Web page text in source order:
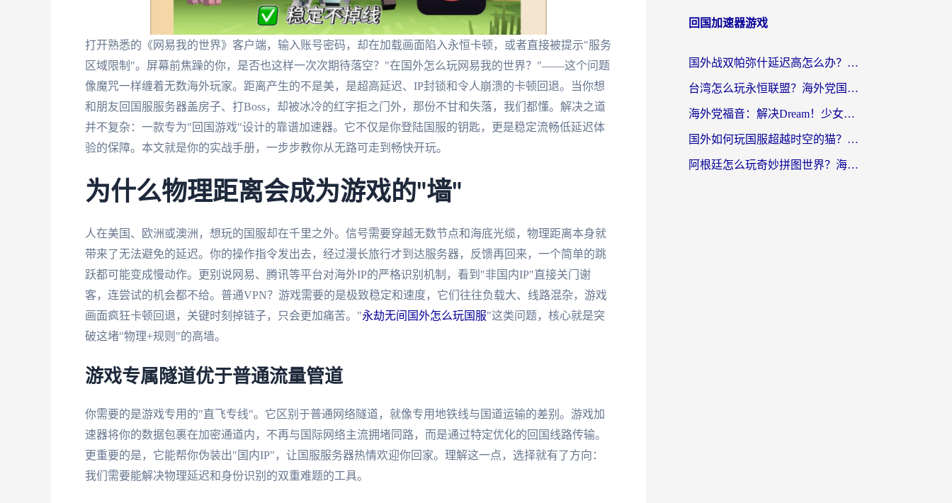
打开熟悉的《网易我的世界》客户端，输入账号密码，却在加载画面陷入永恒卡顿，或者直接被提示"服务
区域限制"。屏幕前焦躁的你，是否也这样一次次期待落空？"在国外怎么玩网易我的世界？"——这个问题
像魔咒一样缠着无数海外玩家。距离产生的不是美，是超高延迟、IP封锁和令人崩溃的卡顿回退。当你想
和朋友回国服服务器盖房子、打Boss，却被冰冷的红字拒之门外，那份不甘和失落，我们都懂。解决之道
并不复杂：一款专为"回国游戏"设计的靠谱加速器。它不仅是你登陆国服的钥匙，更是稳定流畅低延迟体
验的保障。本文就是你的实战手册，一步步教你从无路可走到畅快开玩。
为什么物理距离会成为游戏的"墙"
人在美国、欧洲或澳洲，想玩的国服却在千里之外。信号需要穿越无数节点和海底光缆，物理距离本身就
带来了无法避免的延迟。你的操作指令发出去，经过漫长旅行才到达服务器，反馈再回来，一个简单的跳
跃都可能变成慢动作。更别说网易、腾讯等平台对海外IP的严格识别机制，看到"非国内IP"直接关门谢
客，连尝试的机会都不给。普通VPN？游戏需要的是极致稳定和速度，它们往往负载大、线路混杂，游戏
画面疯狂卡顿回退，关键时刻掉链子，只会更加痛苦。"永劫无间国外怎么玩国服"这类问题，核心就是突
破这堵"物理+规则"的高墙。
游戏专属隧道优于普通流量管道
你需要的是游戏专用的"直飞专线"。它区别于普通网络隧道，就像专用地铁线与国道运输的差别。游戏加
速器将你的数据包裹在加密通道内，不再与国际网络主流拥堵同路，而是通过特定优化的回国线路传输。
更重要的是，它能帮你伪装出"国内IP"，让国服服务器热情欢迎你回家。理解这一点，选择就有了方向：
我们需要能解决物理延迟和身份识别的双重难题的工具。
回国加速器游戏
国外战双帕弥什延迟高怎么办？2026海外畅玩国服游戏终极指南（附实测工具推荐）
台湾怎么玩永恒联盟？海外党国服游戏加速器选择全攻略（附3大热门游戏实测）
海外党福音：解决Dream！少女乐团派对！国外延迟的实用指南，附北美英国游戏加速方案
国外如何玩国服超越时空的猫？2026海外党必看的加速器选择指南
阿根廷怎么玩奇妙拼图世界？海外玩家国服游戏加速全攻略（附帕斯卡契约战舰少女解决方案）